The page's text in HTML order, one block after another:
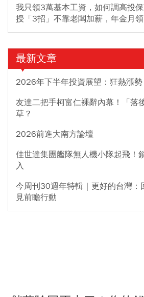
我只領3萬基本工資，如何調高投
授「3招」不靠老闆加薪，年金月
最新文章
2026年下半年投資展望：狂熱漲
友達二把手柯富仁裸辭內幕！「落
草？
2026前進大南方論壇
佳世達集團艦隊無人機小隊起飛！
入
今周刊30週年特輯｜更好的台灣：
見前瞻行動